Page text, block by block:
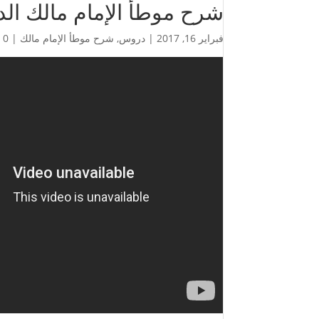
شرح موطأ الإمام مالك
فبراير 16, 2017 |دروس, شرح موطأ الإمام مالك |0 تعليقات